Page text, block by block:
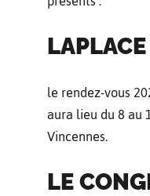
LAPLACE
le rendez-vous
aura lieu du 8 au
Vincennes.
LE